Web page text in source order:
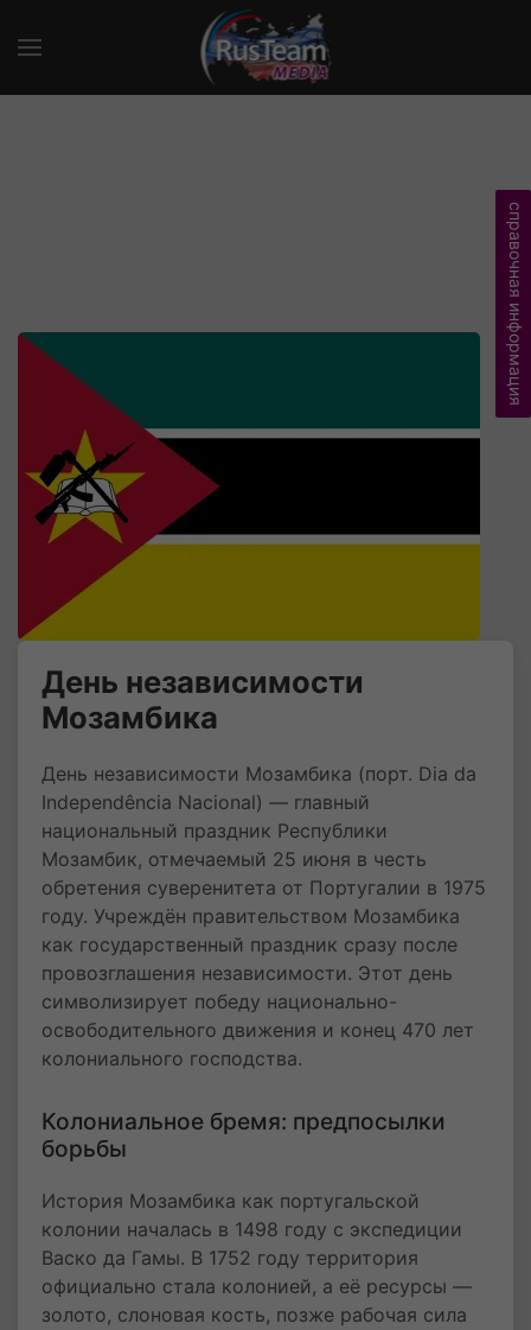
День независимости
Мозамбика
День независимости Мозамбика (порт. Dia da
Independência Nacional) — главный
национальный праздник Республики
Мозамбик, отмечаемый 25 июня в честь
обретения суверенитета от Португалии в 1975
году. Учреждён правительством Мозамбика
как государственный праздник сразу после
провозглашения независимости. Этот день
символизирует победу национально-
освободительного движения и конец 470 лет
колониального господства.
Колониальное бремя: предпосылки
борьбы
История Мозамбика как португальской
колонии началась в 1498 году с экспедиции
Васко да Гамы. В 1752 году территория
официально стала колонией, а её ресурсы —
золото, слоновая кость, позже рабочая сила
справочная информация